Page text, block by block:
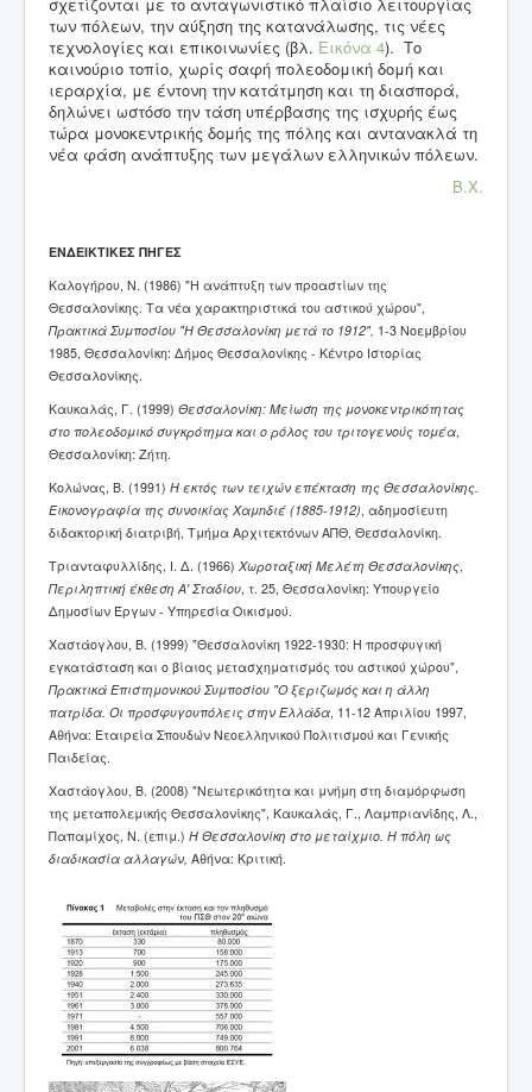
των πόλεων, την αύξηση της κατανάλωσης, τις νέες
τεχνολογίες και επικοινωνίες (βλ. Εικόνα 4). Το
καινούριο τοπίο, χωρίς σαφή πολεοδομική δομή και
ιεραρχία, με έντονη την κατάτμηση και τη διασπορά,
δηλώνει ωστόσο την τάση υπέρβασης της ισχυρής έως
τώρα μονοκεντρικής δομής της πόλης και αντανακλά τη
νέα φάση ανάπτυξης των μεγάλων ελληνικών πόλεων.
Β.Χ.
ΕΝΔΕΙΚΤΙΚΕΣ ΠΗΓΕΣ
Καλογήρου, Ν. (1986) "Η ανάπτυξη των προαστίων της
Θεσσαλονίκης. Τα νέα χαρακτηριστικά του αστικού χώρου",
Πρακτικά Συμποσίου "Η Θεσσαλονίκη μετά το 1912", 1-3 Νοεμβρίου
1985, Θεσσαλονίκη: Δήμος Θεσσαλονίκης - Κέντρο Ιστορίας
Θεσσαλονίκης.
Καυκαλάς, Γ. (1999) Θεσσαλονίκη: Μείωση της μονοκεντρικότητας
στο πολεοδομικό συγκρότημα και ο ρόλος του τριτογενούς τομέα
Θεσσαλονίκη: Ζήτη.
Κολώνας, Β. (1991) Η εκτός των τειχών επέκταση της Θεσσαλονίκης.
Εικονογραφία της συνοικίας Xαμnδιέ (1885-1912) , αδημοσίευτη
διδακτορική διατριβή, Τμήμα Αρχιτεκτόνων ΑΠΘ, Θεσσαλονίκη.
Τριανταφυλλίδης, Ι. Δ. (1966) Χωροταξική Μελέτη Θεσσαλονίκης
Περιληπτική έκθεση Α' Σταδίου , τ. 25, Θεσσαλονίκη: Υπουργείο
Δημοσίων Έργων - Υπηρεσία Οικισμού.
Χαστάογλου, Β. (1999) "Θεσσαλονίκη 1922-1930: Η προσφυγική
εγκατάσταση και ο βίαιος μετασχηματισμός του αστικού χώρου",
Πρακτικά Επιστημονικού Συμποσίου "Oξεριζωμός και η άλλη
πατρίδα. Οι προσφυγουπόλεις στην Ελλάδα , 11-12 Απριλίου 1997,
Αθήνα: Εταιρεία Σπουδών Νεοελληνικού Πολιτισμού και Γενικής
Παιδείας.
Χαστάογλου, Β. (2008) "Νεωτερικότητα και μνήμη στη διαμόρφωση
της μεταπολεμικής Θεσσαλονίκης", Καυκαλάς, Γ., Λαμπριανίδης, Λ.,
Παπαμίχος, Ν. (επιμ.) Η Θεσσαλονίκη στο μεταίχμιο. Η πόλη ως
διαδικασία αλλαγών, Αθήνα: Κριτική.